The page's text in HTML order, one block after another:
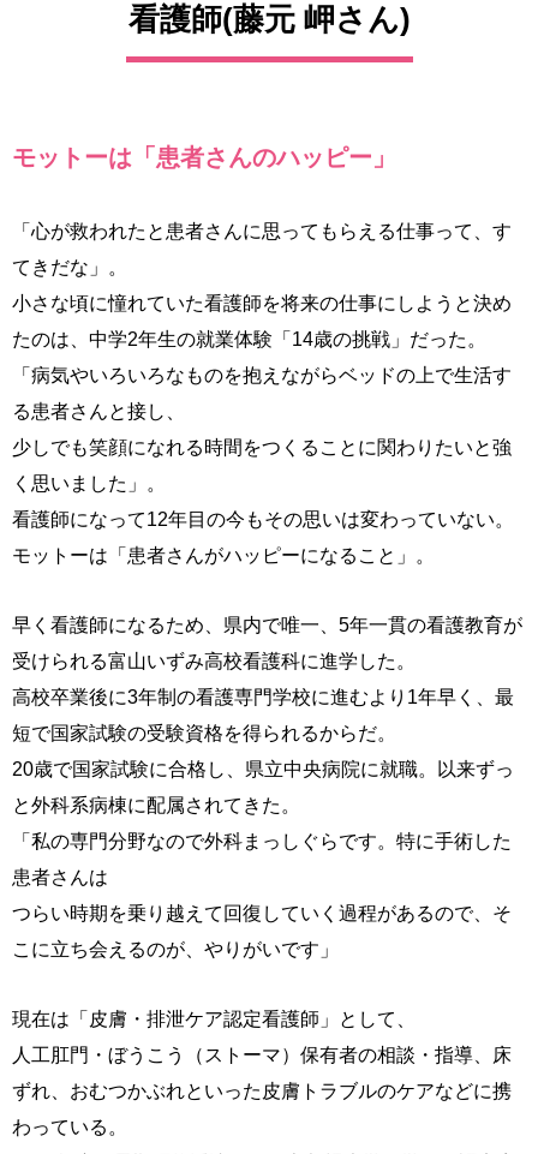
看護師(藤元 岬さん)
モットーは「患者さんのハッピー」
「心が救われたと患者さんに思ってもらえる仕事って、す
てきだな」。
小さな頃に憧れていた看護師を将来の仕事にしようと決め
たのは、中学2年生の就業体験「14歳の挑戦」だった。
「病気やいろいろなものを抱えながらベッドの上で生活す
る患者さんと接し、
少しでも笑顔になれる時間をつくることに関わりたいと強
く思いました」。
看護師になって12年目の今もその思いは変わっていない。
モットーは「患者さんがハッピーになること」。
早く看護師になるため、県内で唯一、5年一貫の看護教育が
受けられる富山いずみ高校看護科に進学した。
高校卒業後に3年制の看護専門学校に進むより1年早く、最
短で国家試験の受験資格を得られるからだ。
20歳で国家試験に合格し、県立中央病院に就職。以来ずっ
と外科系病棟に配属されてきた。
「私の専門分野なので外科まっしぐらです。特に手術した
患者さんは
つらい時期を乗り越えて回復していく過程があるので、そ
こに立ち会えるのが、やりがいです」
現在は「皮膚・排泄ケア認定看護師」として、
人工肛門・ぼうこう（ストーマ）保有者の相談・指導、床
ずれ、おむつかぶれといった皮膚トラブルのケアなどに携
わっている。